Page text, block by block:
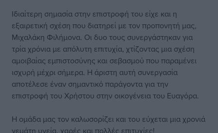
Ιδιαίτερη σημασία στην επιστροφή του είχε και η
εξαιρετική σχέση που διατηρεί με τον προπονητή μας,
Μιχαλάκη Φιλήμονα. Οι δυο τους συνεργάστηκαν για
τρία χρόνια με απόλυτη επιτυχία, χτίζοντας μια σχέση
αμοιβαίας εμπιστοσύνης και σεβασμού που παραμένει
ισχυρή μέχρι σήμερα. Η άριστη αυτή συνεργασία
αποτέλεσε έναν σημαντικό παράγοντα για την
επιστροφή του Χρήστου στην οικογένεια του Ευαγόρα.
Η ομάδα μας τον καλωσορίζει και του εύχεται μια χρονιά
γεμάτη υγεία, χαρές και πολλές επιτυχίες!